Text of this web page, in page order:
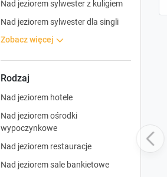
Nad jeziorem sylwester z kuligiem
Nad jeziorem sylwester dla singli
zobacz więcej
Rodzaj
Nad jeziorem hotele
Nad jeziorem ośrodki
wypoczynkowe
Nad jeziorem restauracje
Nad jeziorem sale bankietowe
Previous